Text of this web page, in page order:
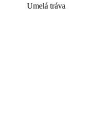
Umelá tráva